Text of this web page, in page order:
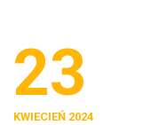
23
KWIECIEŃ 2024